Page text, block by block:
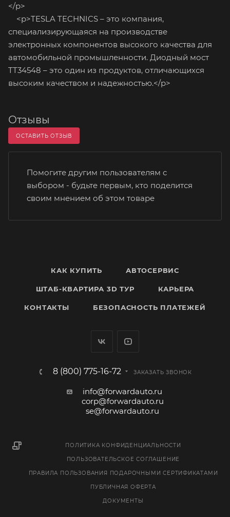
</p>
<p>TESLA TECHNICS – это компания,
специализирующаяся на производстве
электронных компонентов высокого качества для
автомобильной промышленности. Диодный мост
TT34548 – это один из продуктов, отличающихся
высоким качеством и надежностью.</p>
Отзывы
ОСТАВИТЬ ОТЗЫВ
Помогите другим пользователям с
выбором - будьте первым, кто поделится
своим мнением об этом товаре
КАК КУПИТЬ АВТОСЕРВИС
ШТАБ-КВАРТИРА 3D ТУР КАРЬЕРА
КОНТАКТЫ БЕЗОПАСНОСТЬ ПЛАТЕЖЕЙ
8 (800) 775-16-72 ЗАКАЗАТЬ ЗВОНОК
info@forwardauto.ru
corp@forwardauto.ru
se@forwardauto.ru
ПОЛИТИКА КОНФИДЕНЦИАЛЬНОСТИ
ПОЛЬЗОВАТЕЛЬСКОЕ СОГЛАШЕНИЕ
ПРАВИЛА ПОЛЬЗОВАНИЯ ПОДАРОЧНЫМИ СЕРТИФИКАТАМИ
ПУБЛИЧНАЯ ОФЕРТА
ДОКУМЕНТЫ